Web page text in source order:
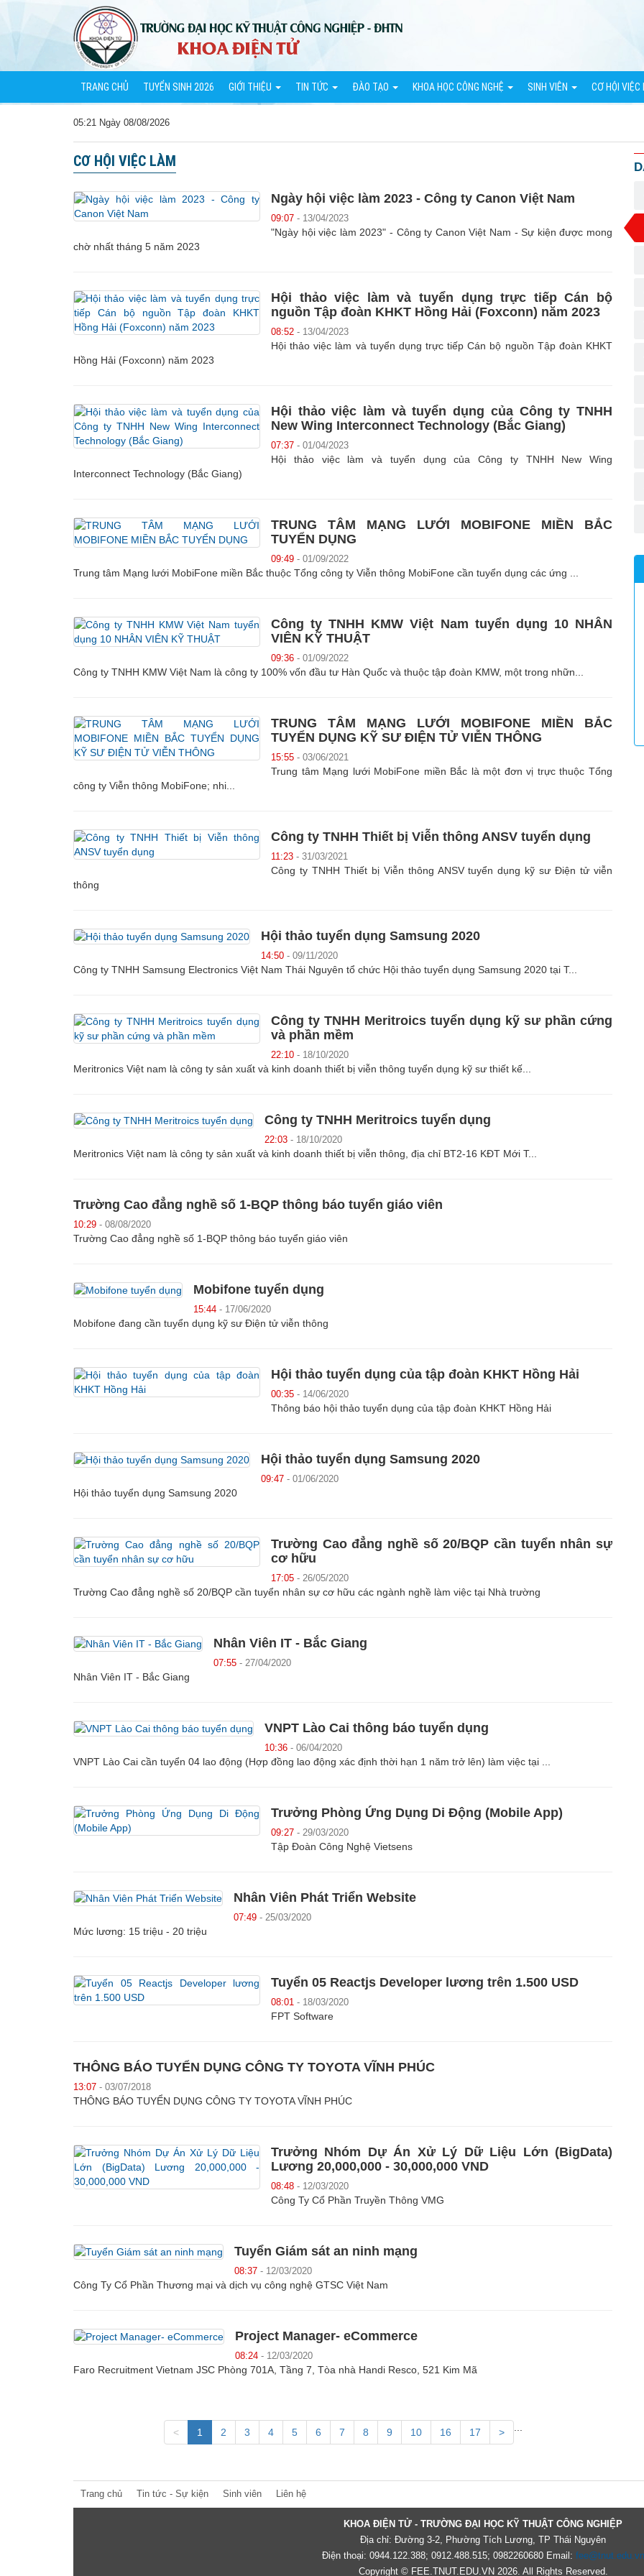
TRANG CHỦ TUYỂN SINH 2026 GIỚI THIỆU TIN TỨC ĐÀO TẠO KHOA HỌC CÔNG NGHỆ SINH VIÊN CƠ HỘI VIỆC
05:21 Ngày 08/08/2026
CƠ HỘI VIỆC LÀM
Ngày hội việc làm 2023 - Công ty Canon Việt Nam
09:07 - 13/04/2023
"Ngày hội việc làm 2023" - Công ty Canon Việt Nam - Sự kiện được mong
chờ nhất tháng 5 năm 2023
Hội thảo việc làm và tuyển dụng trực tiếp Cán bộ
nguồn Tập đoàn KHKT Hồng Hải (Foxconn) năm 2023
08:52 - 13/04/2023
Hội thảo việc làm và tuyển dụng trực tiếp Cán bộ nguồn Tập đoàn KHKT
Hồng Hải (Foxconn) năm 2023
Hội thảo việc làm và tuyển dụng của Công ty TNHH
New Wing Interconnect Technology (Bắc Giang)
07:37 - 01/04/2023
Hội thảo việc làm và tuyển dụng của Công ty TNHH New Wing
Interconnect Technology (Bắc Giang)
TRUNG TÂM MẠNG LƯỚI MOBIFONE MIỀN BẮC
TUYỂN DỤNG
09:49 - 01/09/2022
Trung tâm Mạng lưới MobiFone miền Bắc thuộc Tổng công ty Viễn thông MobiFone cần tuyển dụng các ứng ...
Công ty TNHH KMW Việt Nam tuyển dụng 10 NHÂN
VIÊN KỸ THUẬT
09:36 - 01/09/2022
Công ty TNHH KMW Việt Nam là công ty 100% vốn đầu tư Hàn Quốc và thuộc tập đoàn KMW, một trong nhữn...
TRUNG TÂM MẠNG LƯỚI MOBIFONE MIỀN BẮC
TUYỂN DỤNG KỸ SƯ ĐIỆN TỬ VIỄN THÔNG
15:55 - 03/06/2021
Trung tâm Mạng lưới MobiFone miền Bắc là một đơn vị trực thuộc Tổng
công ty Viễn thông MobiFone; nhi...
Công ty TNHH Thiết bị Viễn thông ANSV tuyển dụng
11:23 - 31/03/2021
Công ty TNHH Thiết bị Viễn thông ANSV tuyển dụng kỹ sư Điện tử viễn
thông
Hội thảo tuyển dụng Samsung 2020
14:50 - 09/11/2020
Công ty TNHH Samsung Electronics Việt Nam Thái Nguyên tổ chức Hội thảo tuyển dụng Samsung 2020 tại T...
Công ty TNHH Meritroics tuyển dụng kỹ sư phần cứng
và phần mềm
22:10 - 18/10/2020
Meritronics Việt nam là công ty sản xuất và kinh doanh thiết bị viễn thông tuyển dụng kỹ sư thiết kế...
Công ty TNHH Meritroics tuyển dụng
22:03 - 18/10/2020
Meritronics Việt nam là công ty sản xuất và kinh doanh thiết bị viễn thông, địa chỉ BT2-16 KĐT Mới T...
Trường Cao đẳng nghề số 1-BQP thông báo tuyển giáo viên
10:29 - 08/08/2020
Trường Cao đẳng nghề số 1-BQP thông báo tuyển giáo viên
Mobifone tuyển dụng
15:44 - 17/06/2020
Mobifone đang cần tuyển dụng kỹ sư Điện tử viễn thông
Hội thảo tuyển dụng của tập đoàn KHKT Hồng Hải
00:35 - 14/06/2020
Thông báo hội thảo tuyển dụng của tập đoàn KHKT Hồng Hải
Hội thảo tuyển dụng Samsung 2020
09:47 - 01/06/2020
Hội thảo tuyển dụng Samsung 2020
Trường Cao đẳng nghề số 20/BQP cần tuyển nhân sự
cơ hữu
17:05 - 26/05/2020
Trường Cao đẳng nghề số 20/BQP cần tuyển nhân sự cơ hữu các ngành nghề làm việc tại Nhà trường
Nhân Viên IT - Bắc Giang
07:55 - 27/04/2020
Nhân Viên IT - Bắc Giang
VNPT Lào Cai thông báo tuyển dụng
10:36 - 06/04/2020
VNPT Lào Cai cần tuyển 04 lao động (Hợp đồng lao động xác định thời hạn 1 năm trở lên) làm việc tại ...
Trưởng Phòng Ứng Dụng Di Động (Mobile App)
09:27 - 29/03/2020
Tập Đoàn Công Nghệ Vietsens
Nhân Viên Phát Triển Website
07:49 - 25/03/2020
Mức lương: 15 triệu - 20 triệu
Tuyển 05 Reactjs Developer lương trên 1.500 USD
08:01 - 18/03/2020
FPT Software
THÔNG BÁO TUYỂN DỤNG CÔNG TY TOYOTA VĨNH PHÚC
13:07 - 03/07/2018
THÔNG BÁO TUYỂN DỤNG CÔNG TY TOYOTA VĨNH PHÚC
Trưởng Nhóm Dự Án Xử Lý Dữ Liệu Lớn (BigData)
Lương 20,000,000 - 30,000,000 VND
08:48 - 12/03/2020
Công Ty Cổ Phần Truyền Thông VMG
Tuyển Giám sát an ninh mạng
08:37 - 12/03/2020
Công Ty Cổ Phần Thương mại và dịch vụ công nghệ GTSC Việt Nam
Project Manager- eCommerce
08:24 - 12/03/2020
Faro Recruitment Vietnam JSC Phòng 701A, Tầng 7, Tòa nhà Handi Resco, 521 Kim Mã
< 1 2 3 4 5 6 7 8 9 10 16 17 >
Trang chủ Tin tức - Sự kiện Sinh viên Liên hệ
KHOA ĐIỆN TỬ - TRƯỜNG ĐẠI HỌC KỸ THUẬT CÔNG NGHIỆP
Địa chỉ: Đường 3-2, Phường Tích Lương, TP Thái Nguyên
Điện thoại: 0944.122.388; 0912.488.515; 0982260680 Email: fee@tnut.edu.vn
Copyright © FEE.TNUT.EDU.VN 2026. All Rights Reserved.